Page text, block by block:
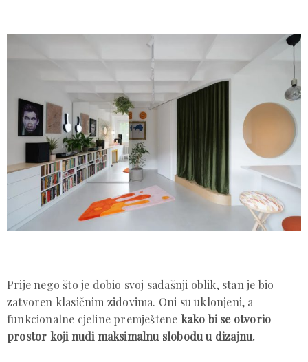
Prije nego što je dobio svoj sadašnji oblik, stan je bio
zatvoren klasičnim zidovima. Oni su uklonjeni, a
funkcionalne cjeline premještene kako bi se otvorio
prostor koji nudi maksimalnu slobodu u dizajnu.